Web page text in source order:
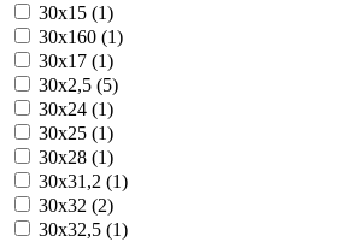
30x15 (1)
30x160 (1)
30x17 (1)
30x2,5 (5)
30x24 (1)
30x25 (1)
30x28 (1)
30x31,2 (1)
30x32 (2)
30x32,5 (1)